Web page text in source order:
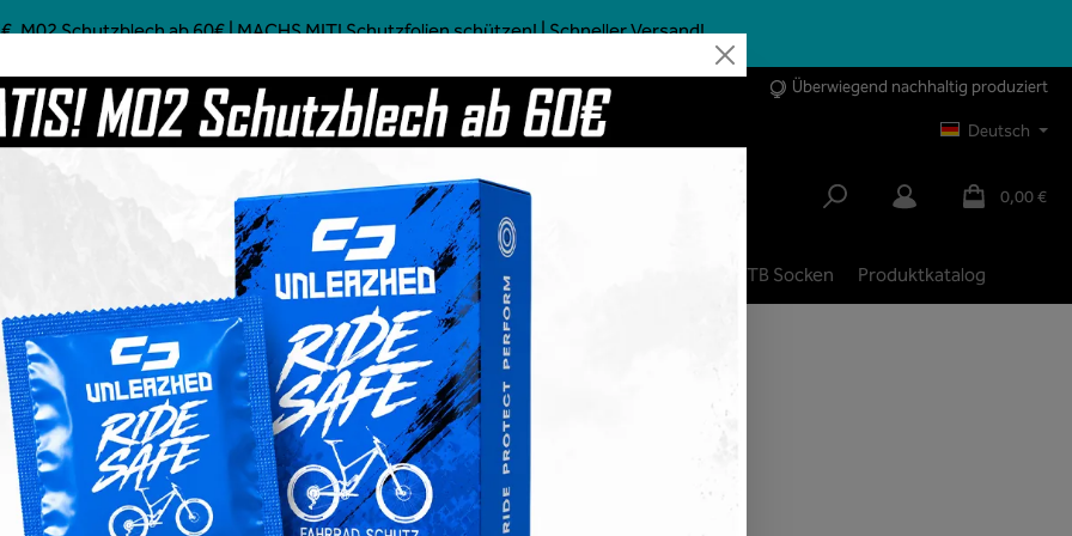
M02 Schutzblech ab 60€ | MACHS MIT! Schutzfolien schützen! | Schneller Versand!
Mostly Made in Germany
Überwiegend nachhaltig produziert
Deutsch
0,00 €
Power Food Social Line Gravelbike MTB Socken Produktkatalog
- glossy - Unleazhed
32,99 €